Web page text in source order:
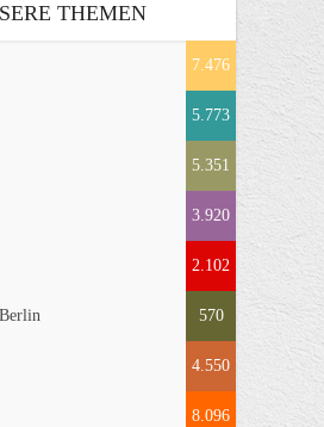
THEMEN
7.476
5.773
5.351
3.920
2.102
570
4.550
8.096